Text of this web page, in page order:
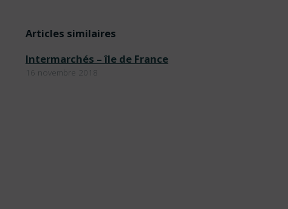
Articles similaires
Intermarchés – île de France
16 novembre 2018